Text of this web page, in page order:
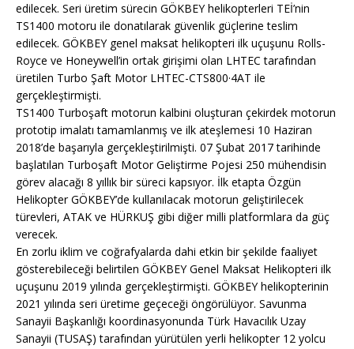
edilecek. Seri üretim sürecin GÖKBEY helikopterleri TEİ’nin
TS1400 motoru ile donatılarak güvenlik güçlerine teslim
edilecek. GÖKBEY genel maksat helikopteri ilk uçuşunu Rolls-
Royce ve Honeywell’in ortak girişimi olan LHTEC tarafından
üretilen Turbo Şaft Motor LHTEC-CTS800·4AT ile
gerçekleştirmişti.
TS1400 Turboşaft motorun kalbini oluşturan çekirdek motorun
prototip imalatı tamamlanmış ve ilk ateşlemesi 10 Haziran
2018’de başarıyla gerçekleştirilmişti. 07 Şubat 2017 tarihinde
başlatılan Turboşaft Motor Geliştirme Pojesi 250 mühendisin
görev alacağı 8 yıllık bir süreci kapsıyor. İlk etapta Özgün
Helikopter GÖKBEY’de kullanılacak motorun geliştirilecek
türevleri, ATAK ve HÜRKUŞ gibi diğer milli platformlara da güç
verecek.
En zorlu iklim ve coğrafyalarda dahi etkin bir şekilde faaliyet
gösterebileceği belirtilen GÖKBEY Genel Maksat Helikopteri ilk
uçuşunu 2019 yılında gerçekleştirmişti. GÖKBEY helikopterinin
2021 yılında seri üretime geçeceği öngörülüyor. Savunma
Sanayii Başkanlığı koordinasyonunda Türk Havacılık Uzay
Sanayii (TUSAŞ) tarafından yürütülen yerli helikopter 12 yolcu